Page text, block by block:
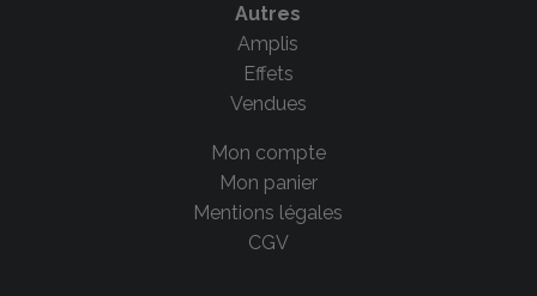
Autres
Amplis
Effets
Vendues
Mon compte
Mon panier
Mentions légales
CGV